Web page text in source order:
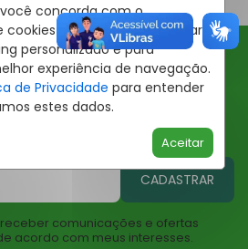
concorda com o
em seu dispositivo para
personalizado e para
experiência de navegação.
de Privacidade para entender
estes dados.
Aceitar
JBA
CADASTRAR
comunicações e ofertas
acordo com meus interesses.